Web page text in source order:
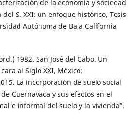
de la economía y sociedad
S. XXI: un enfoque histórico, Tesis
Autónoma de Baja California
1982. San José del Cabo. Un
al Siglo XXI, México:
La incorporación de suelo social
Cuernavaca y sus efectos en el
e informal del suelo y la vivienda”.